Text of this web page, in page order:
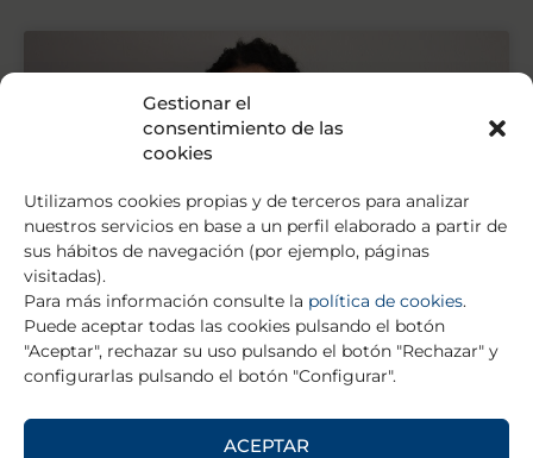
Gestionar el
consentimiento de las
cookies
Utilizamos cookies propias y de terceros para analizar
nuestros servicios en base a un perfil elaborado a partir de
sus hábitos de navegación (por ejemplo, páginas
visitadas).
Para más información consulte la política de cookies.
Puede aceptar todas las cookies pulsando el botón
"Aceptar", rechazar su uso pulsando el botón "Rechazar" y
configurarlas pulsando el botón "Configurar".
ACEPTAR
The Association For Child and
Adolescent Mental Health
(ACAMH) Annual Poster Prize
La Dra. Leticia Gutiérrez Galve fue ganadora del